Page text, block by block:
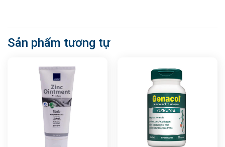
Sản phẩm tương tự